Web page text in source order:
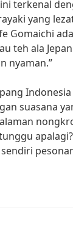
terkenal
yang
Gomaichi
teh ala
nyaman.”
suasana